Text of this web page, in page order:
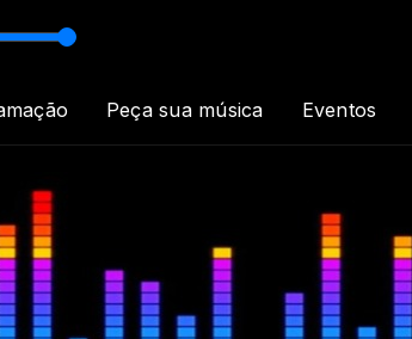
com Web Rádio Rock in Love
Peça sua música Eventos